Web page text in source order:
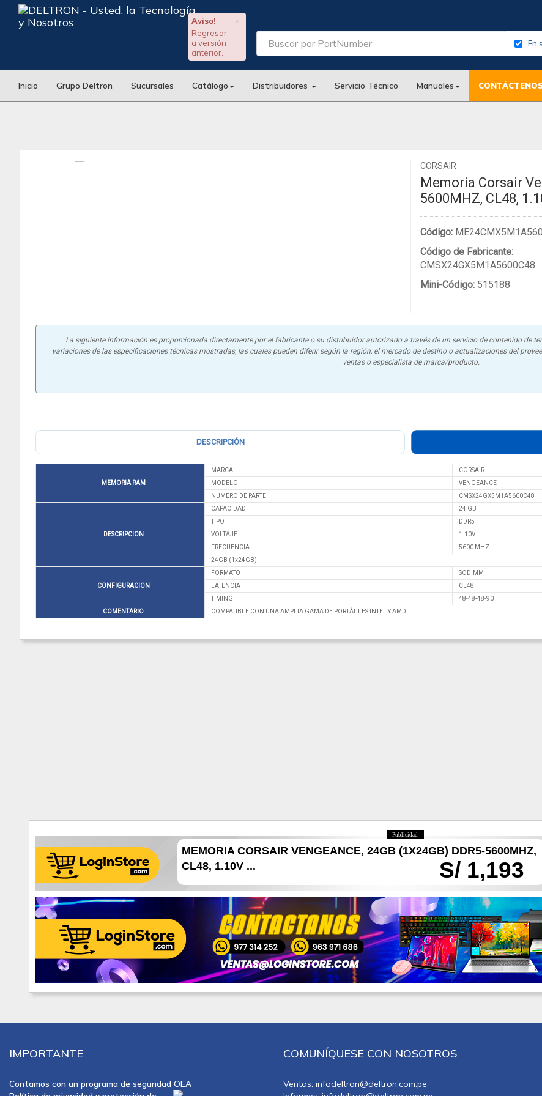
×
Aviso!
Regresar
a versión
anterior.
En
Inicio Grupo Deltron Sucursales Catálogo Distribuidores Servicio Técnico Manuales
CORSAIR
Memoria Corsair
5600MHZ, CL48,
Código:
Código de Fabricante:
CMSX24GX5M1A5600C48
Mini-Código: 515188
La siguiente información es proporcionada directamente por el fabricante o su distribuidor autorizado a través de un servicio de contenido de
variaciones de las especificaciones técnicas mostradas, las cuales pueden diferir según la región, el mercado de destino o actualizaciones del
ventas o especialista de marca/producto.
DESCRIPCIÓN
MEMORIA RAM
MARCA
CORSAIR
MODELO
VENGEANCE
NUMERO DE PARTE
CMSX24GX5M1A5600C48
DESCRIPCION
CAPACIDAD
24 GB
TIPO
DDR5
VOLTAJE
1.10V
FRECUENCIA
5600 MHZ
24GB (1x24GB)
CONFIGURACION
FORMATO
SODIMM
LATENCIA
CL48
TIMING
48-48-48-90
COMENTARIO
COMPATIBLE CON UNA AMPLIA GAMA DE PORTÁTILES INTEL Y AMD.
Publicidad
S/ 1,193
MEMORIA CORSAIR VENGEANCE, 24GB (1X24GB) DDR5-5600MHZ,
CL48, 1.10V ...
IMPORTANTE
Contamos con un programa de seguridad OEA
COMUNÍQUESE CON NOSOTROS
Ventas: infodeltron@deltron.com.pe